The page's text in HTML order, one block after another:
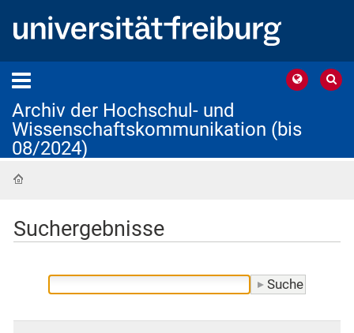
Archiv der Hochschul- und
Wissenschaftskommunikation (bis
08/2024)
Suchergebnisse